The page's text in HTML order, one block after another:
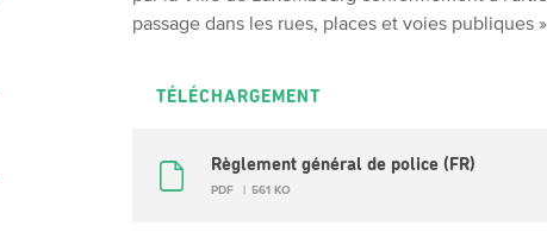
passage dans les rues, places et voies publiques
TÉLÉCHARGEMENT
Règlement général de police (FR)
PDF 561 KO